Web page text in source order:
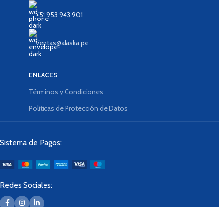
+51 953 943 901
ventas@alaska.pe
ENLACES
Términos y Condiciones
Políticas de Protección de Datos
Sistema de Pagos:
Redes Sociales: